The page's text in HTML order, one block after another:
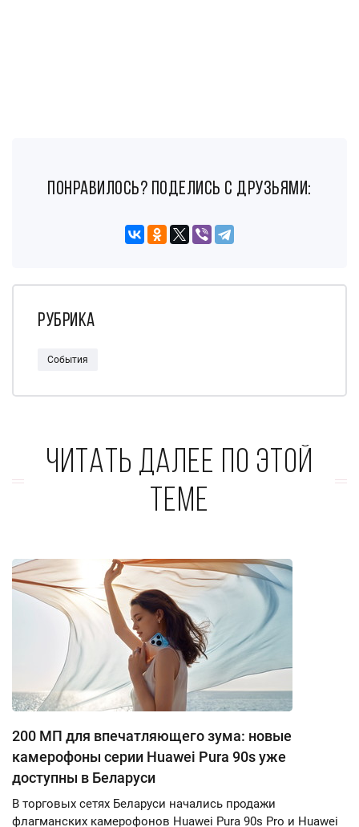
понравилось? поделись с друзьями:
Рубрика
События
Читать далее по этой
теме
200 МП для впечатляющего зума: новые
камерофоны серии Huawei Pura 90s уже
доступны в Беларуси
В торговых сетях Беларуси начались продажи
флагманских камерофонов Huawei Pura 90s Pro и Huawei